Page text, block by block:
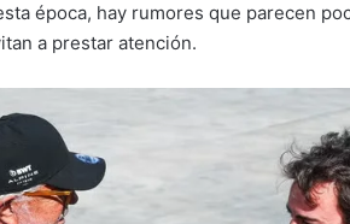
época, hay rumores que parecen
a prestar atención.